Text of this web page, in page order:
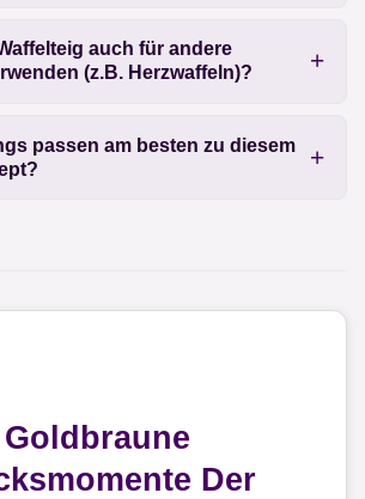
auch für andere
(z.B. Herzwaffeln)?
passen am besten zu diesem
Goldbraune
Der